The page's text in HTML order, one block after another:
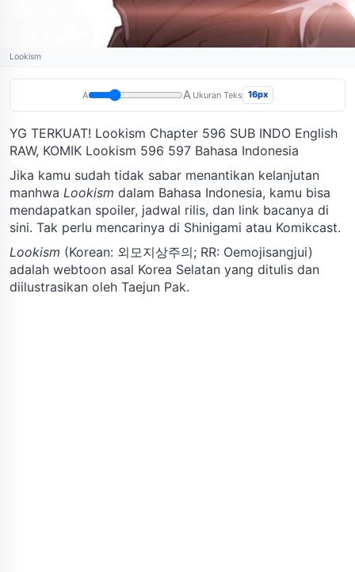
Lookism
A A Ukuran Teks 16px
YG TERKUAT! Lookism Chapter 596 SUB INDO English
RAW, KOMIK Lookism 596 597 Bahasa Indonesia
Jika kamu sudah tidak sabar menantikan kelanjutan
manhwa Lookism dalam Bahasa Indonesia, kamu bisa
mendapatkan spoiler, jadwal rilis, dan link bacanya di
sini. Tak perlu mencarinya di Shinigami atau Komikcast.
Lookism (Korean: 외모지상주의; RR: Oemojisangjui)
adalah webtoon asal Korea Selatan yang ditulis dan
diilustrasikan oleh Taejun Pak.